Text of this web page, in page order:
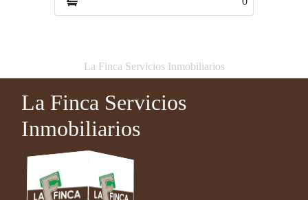
La Finca Servicios Inmobiliarios
La Finca Servicios
Inmobiliarios